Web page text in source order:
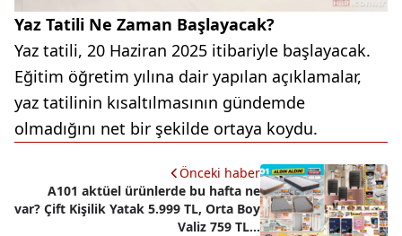
Yaz Tatili Ne Zaman Başlayacak?
Yaz tatili, 20 Haziran 2025 itibariyle başlayacak.
Eğitim öğretim yılına dair yapılan açıklamalar,
yaz tatilinin kısaltılmasının gündemde
olmadığını net bir şekilde ortaya koydu.
Önceki haber
A101 aktüel ürünlerde bu hafta ne
var? Çift Kişilik Yatak 5.999 TL, Orta Boy
Valiz 759 TL...